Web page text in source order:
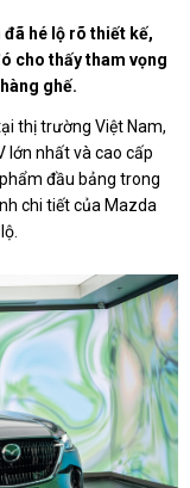
hé lộ rõ thiết kế,
cho thấy tham vọng
ghế.
thị trường Việt Nam,
lớn nhất và cao cấp
đầu bảng trong
chi tiết của Mazda